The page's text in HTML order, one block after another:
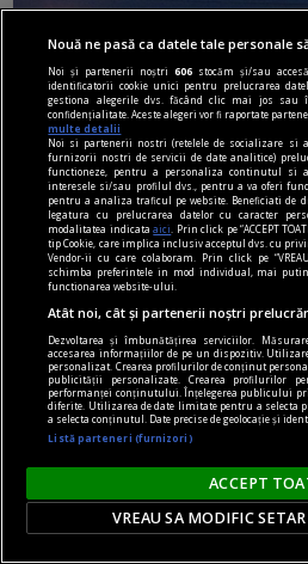
viața de capital
Cînd economia de piață s-
proteste
Întrebarea este: pînă unde
principiilor economiei de
funcționarea Uniunii
Constantin RUDNIŢCHI
Nouă ne pasă ca datele tale personale
Noi și partenerii noștri606 stocăm și/sau
identificatorii cookie unici pentru prelucrarea
gestiona alegerile dvs. făcând clic mai jos sau
confidențialitate. Aceste alegeri vor fi raportate
multe detalii
Noi si partenerii nostri (retelele de socializare si
furnizorii nostri de servicii de date analitice)
functioneze, pentru a personaliza continutul si
interesele si/sau profilul dvs., pentru a va oferi
pentru a analiza traficul pe website. Beneficiati de
legatura cu prelucrarea datelor cu caracter
modalitatea indicataaici
. Prin click pe “ACCEPT
tip Cookie, care implica inclusiv acceptul dvs. cu
Vendor-ii cu care colaboram. Prin click pe
schimba preferintele in mod individual, mai putin
functionarea website-ului.
Atât noi, cât și partenerii noștri
Dezvoltarea și îmbunătățirea serviciilor.
accesarea informațiilor de pe un dispozitiv.
personalizat. Crearea profilurilor de conținut
publicității personalizate. Crearea profilurilor
performanței conținutului. Înțelegerea publicului
diferite. Utilizarea de date limitate pentru a
a selecta conținutul. Date precise de geolocație și
Listă parteneri (furnizori)
ACCEPT
VREAU SA MODIFIC